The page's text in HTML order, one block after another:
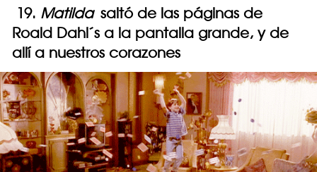
19. Matilda saltó de las páginas de
Roald Dahl´s a la pantalla grande, y de
allí a nuestros corazones